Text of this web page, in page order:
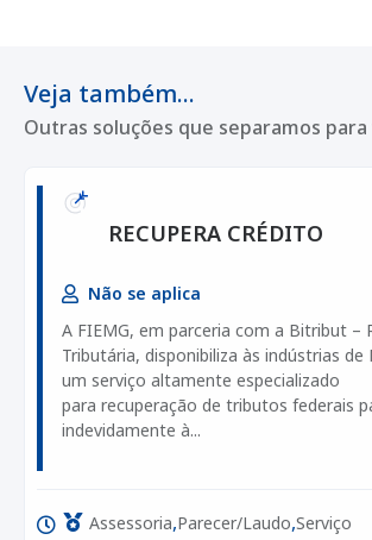
Veja também...
Outras soluções que separamos para
RECUPERA CRÉDITO
Não se aplica
A FIEMG, em parceria com a Bitribut –
Tributária, disponibiliza às indústrias de
um serviço altamente especializado
para recuperação de tributos federais
indevidamente à...
Assessoria,Parecer/Laudo,Serviço